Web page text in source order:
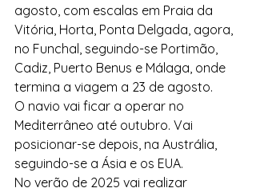
agosto, com escalas em Praia da
Vitória, Horta, Ponta Delgada, agora,
no Funchal, seguindo-se Portimão,
Cadiz, Puerto Benus e Málaga, onde
termina a viagem a 23 de agosto.
O navio vai ficar a operar no
Mediterrâneo até outubro. Vai
posicionar-se depois, na Austrália,
seguindo-se a Ásia e os EUA.
No verão de 2025 vai realizar